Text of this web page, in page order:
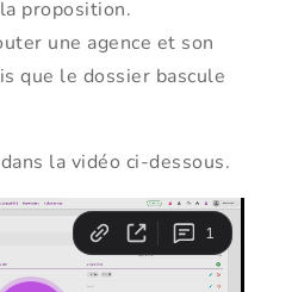
proposition.
une agence et son
que le dossier bascule
la vidéo ci-dessous.